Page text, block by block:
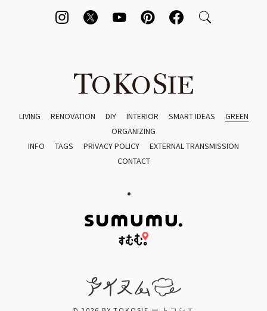
LIVING RENOVATION DIY INTERIOR SMART IDEAS
GREEN
ORGANIZING
INFO
TAGS PRIVACY POLICY
EXTERNAL TRANSMISSION
CONTACT